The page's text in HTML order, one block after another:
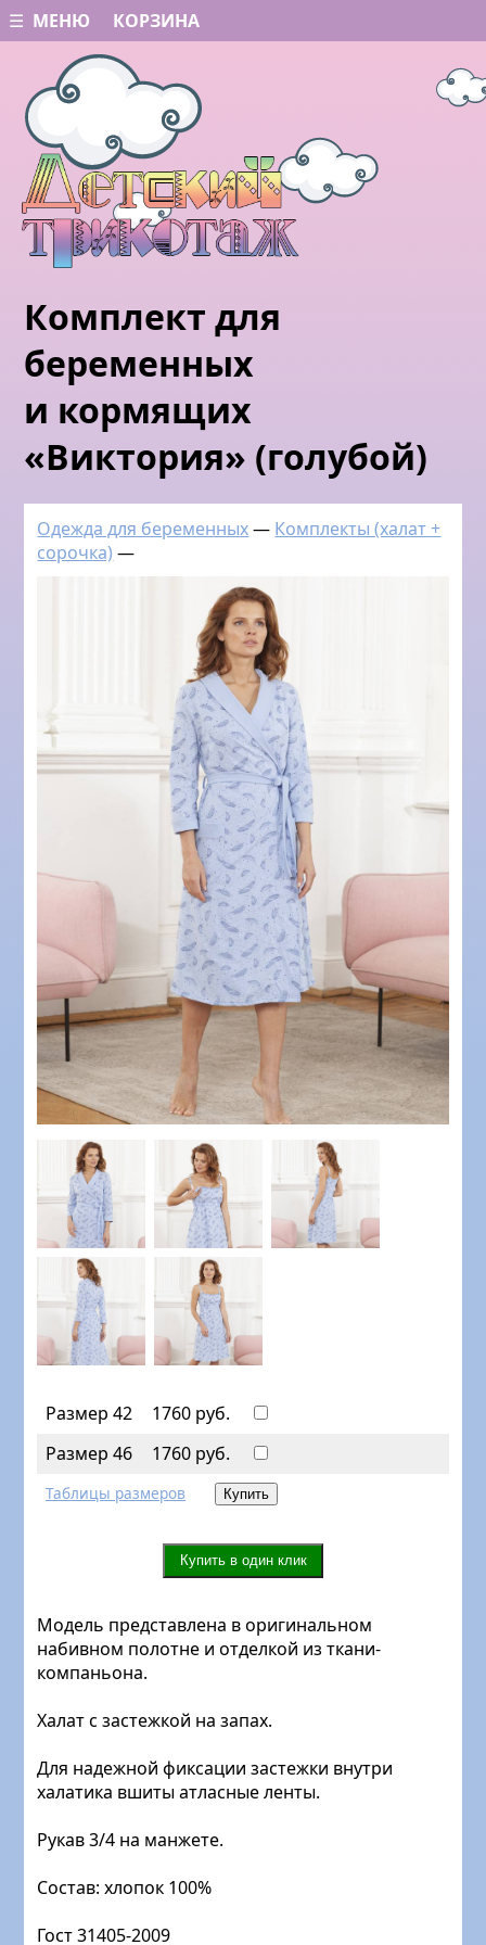
☰ МЕНЮ КОРЗИНА
Комплект для
беременных
и кормящих
«Виктория» (голубой)
Одежда для беременных— Комплекты (халат +
сорочка) —
Размер 42
1760 руб.
Размер 46
1760 руб.
Таблицы размеров
Модель представлена в оригинальном
набивном полотне и отделкой из ткани-
компаньона.
Халат с застежкой на запах.
Для надежной фиксации застежки внутри
халатика вшиты атласные ленты.
Рукав 3/4 на манжете.
Состав: хлопок 100%
Гост 31405-2009